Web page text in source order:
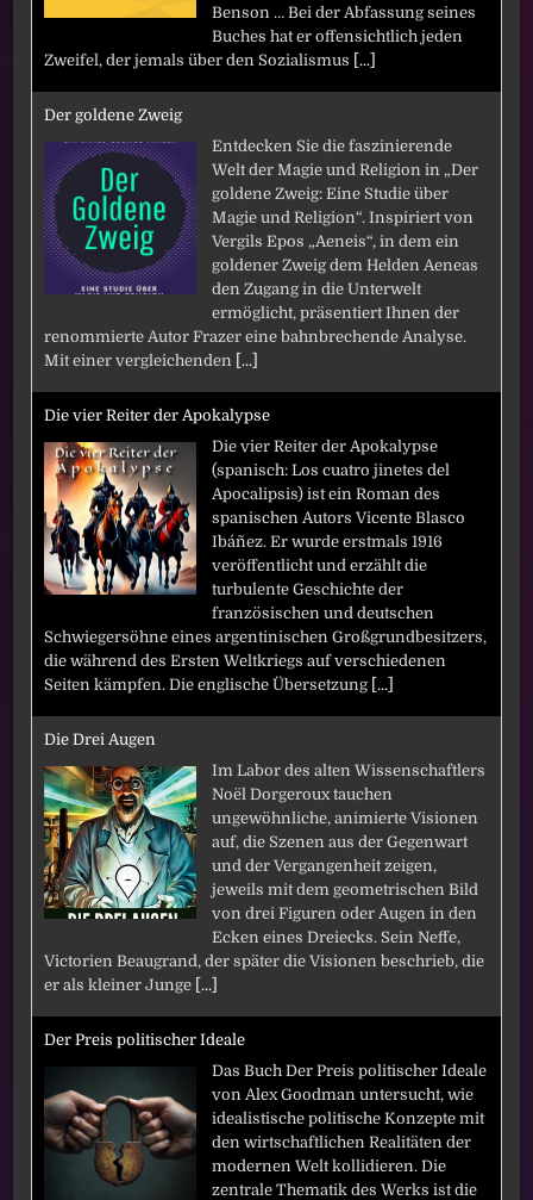
Benson … Bei der Abfassung seines
Buches hat er offensichtlich jeden
Zweifel, der jemals über den Sozialismus [...]
Der goldene Zweig
Entdecken Sie die faszinierende
Welt der Magie und Religion in „Der
goldene Zweig: Eine Studie über
Magie und Religion“. Inspiriert von
Vergils Epos „Aeneis“, in dem ein
goldener Zweig dem Helden Aeneas
den Zugang in die Unterwelt
ermöglicht, präsentiert Ihnen der
renommierte Autor Frazer eine bahnbrechende Analyse.
Mit einer vergleichenden [...]
Die vier Reiter der Apokalypse
Die vier Reiter der Apokalypse
(spanisch: Los cuatro jinetes del
Apocalipsis) ist ein Roman des
spanischen Autors Vicente Blasco
Ibáñez. Er wurde erstmals 1916
veröffentlicht und erzählt die
turbulente Geschichte der
französischen und deutschen
Schwiegersöhne eines argentinischen Großgrundbesitzers,
die während des Ersten Weltkriegs auf verschiedenen
Seiten kämpfen. Die englische Übersetzung [...]
Die Drei Augen
Im Labor des alten Wissenschaftlers
Noël Dorgeroux tauchen
ungewöhnliche, animierte Visionen
auf, die Szenen aus der Gegenwart
und der Vergangenheit zeigen,
jeweils mit dem geometrischen Bild
von drei Figuren oder Augen in den
Ecken eines Dreiecks. Sein Neffe,
Victorien Beaugrand, der später die Visionen beschrieb, die
er als kleiner Junge [...]
Der Preis politischer Ideale
Das Buch Der Preis politischer Ideale
von Alex Goodman untersucht, wie
idealistische politische Konzepte mit
den wirtschaftlichen Realitäten der
modernen Welt kollidieren. Die
zentrale Thematik des Werks ist die